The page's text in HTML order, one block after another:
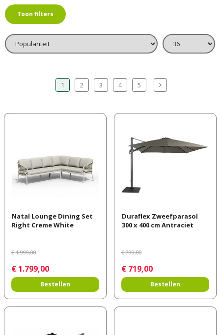
Toon filters
1 2 3 4 5
Natal Lounge Dining Set
Right Creme White
€ 1.999,00
€ 1.799,00
Bestellen
Duraflex Zweefparasol
300 x 400 cm Antraciet
€ 799,00
€ 719,00
Bestellen